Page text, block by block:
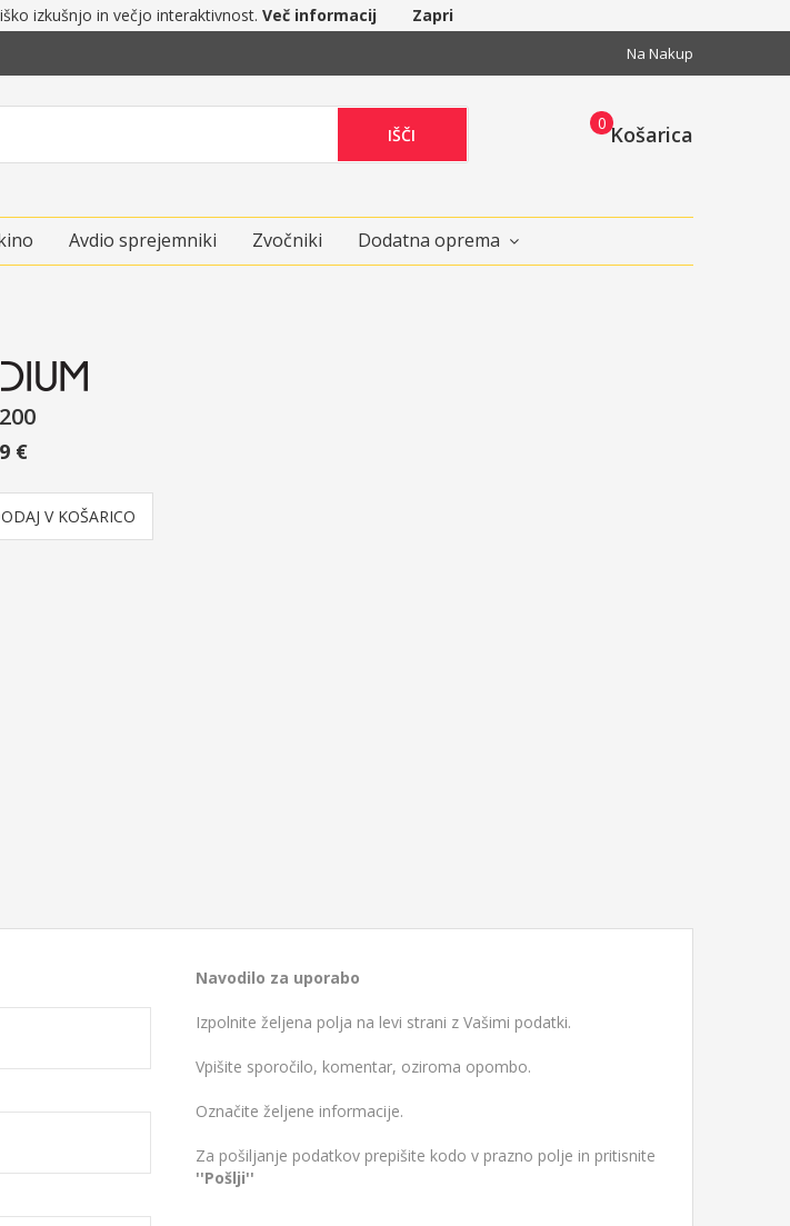
izkušnjo in večjo interaktivnost. Več informacij Zapri
Na Nakup
Košarica
0
IŠČI
Avdio sprejemniki Zvočniki Dodatna oprema
€
V KOŠARICO
Navodilo za uporabo
Izpolnite željena polja na levi strani z Vašimi podatki.
Vpišite sporočilo, komentar, oziroma opombo.
Označite željene informacije.
Za pošiljanje podatkov prepišite kodo v prazno polje in pritisnite
''Pošlji''